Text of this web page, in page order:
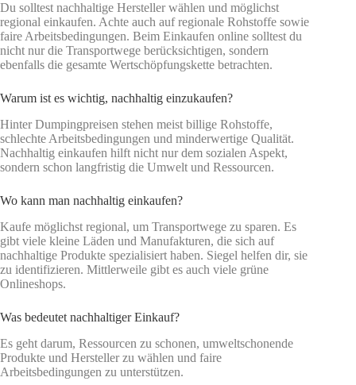
Du solltest nachhaltige Hersteller wählen und möglichst
regional einkaufen. Achte auch auf regionale Rohstoffe sowie
faire Arbeitsbedingungen. Beim Einkaufen online solltest du
nicht nur die Transportwege berücksichtigen, sondern
ebenfalls die gesamte Wertschöpfungskette betrachten.
Warum ist es wichtig, nachhaltig einzukaufen?
Hinter Dumpingpreisen stehen meist billige Rohstoffe,
schlechte Arbeitsbedingungen und minderwertige Qualität.
Nachhaltig einkaufen hilft nicht nur dem sozialen Aspekt,
sondern schon langfristig die Umwelt und Ressourcen.
Wo kann man nachhaltig einkaufen?
Kaufe möglichst regional, um Transportwege zu sparen. Es
gibt viele kleine Läden und Manufakturen, die sich auf
nachhaltige Produkte spezialisiert haben. Siegel helfen dir, sie
zu identifizieren. Mittlerweile gibt es auch viele grüne
Onlineshops.
Was bedeutet nachhaltiger Einkauf?
Es geht darum, Ressourcen zu schonen, umweltschonende
Produkte und Hersteller zu wählen und faire
Arbeitsbedingungen zu unterstützen.